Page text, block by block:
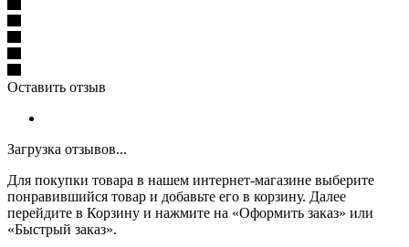
Оставить отзыв
Загрузка отзывов...
Для покупки товара в нашем интернет-магазине выберите
понравившийся товар и добавьте его в корзину. Далее
перейдите в Корзину и нажмите на «Оформить заказ» или
«Быстрый заказ».